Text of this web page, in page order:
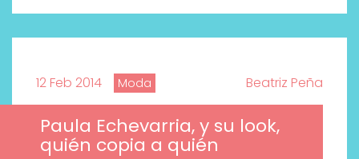
12 Feb 2014 Moda Beatriz Peña
Paula Echevarria, y su look,
quién copia a quién